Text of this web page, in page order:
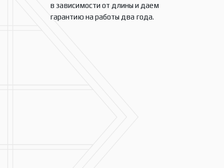
в зависимости от длины и даем
гарантию на работы два года.